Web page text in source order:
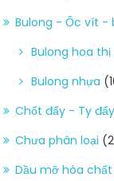
Bulong - Ốc vít -
Bulong hoa thị
Bulong nhựa
Chốt đẩy - Ty đẩy
Chưa phân loại
Dầu mỡ hóa chất